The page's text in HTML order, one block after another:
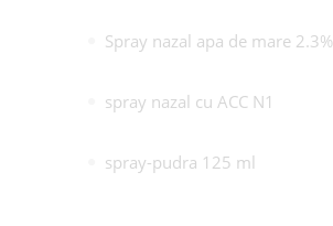
Spray nazal apa de mare 2.3%
spray nazal cu ACC N1
spray-pudra 125 ml